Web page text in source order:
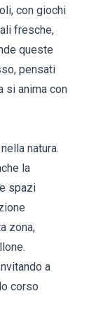
con giochi
fresche,
queste
pensati
si anima con
natura.
la
spazi
zona,
a
corso